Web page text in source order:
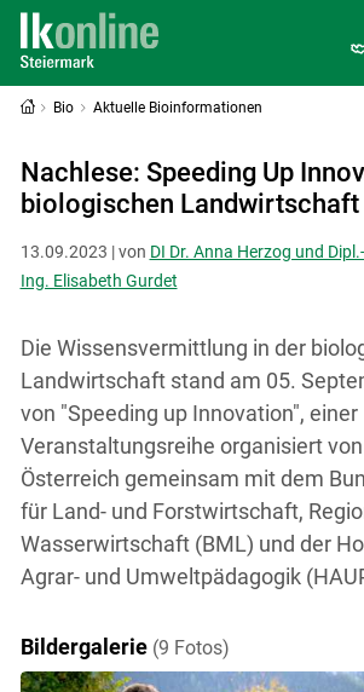
Bio Aktuelle Bioinformationen
Nachlese: Speeding Up
biologischen Landwirtschaft
13.09.2023 | von DI Dr. Anna Herzog und Dipl.-
Ing. Elisabeth Gurdet
Die Wissensvermittlung in der
Landwirtschaft stand am 05.
von "Speeding up Innovation", einer
Veranstaltungsreihe organisiert
Österreich gemeinsam mit dem
für Land- und Forstwirtschaft,
Wasserwirtschaft (BML) und der
Agrar- und Umweltpädagogik
Bildergalerie (9 Fotos)